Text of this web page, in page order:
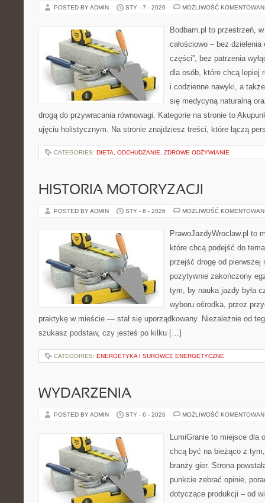
POSTED BY ADMIN STY - 7 - 2026 MOŻLIWOŚĆ
Bodbam.pl to przestrzeń,
całościowo – bez dzielenia
części”, bez patrzenia
dla osób, które chcą lepiej
i codzienne nawyki, a
się medycyną naturalną
drogą do przywracania równowagi. Kategorie na stronie to
ujęciu holistycznym. Na stronie znajdziesz treści, które łączą
CATEGORIES: DIETA, ODCHUDZANIE, ZDROWE ODŻYWIANIE
HISTORIA MOTORYZACJI
POSTED BY ADMIN STY - 6 - 2026 MOŻLIWOŚĆ
PrawoJazdyWroclaw.pl to
które chcą podejść do
przejść drogę od pierwszej
pozytywnie zakończony
tym, by nauka jazdy była
wyboru ośrodka, przez
praktykę w mieście — stał się uporządkowany. Niezależnie od
szukasz podstaw, czy jesteś po kilku […]
CATEGORIES: ENERGETYKA I SUROWCE ENERGETYCZNE
WYDARZENIA
POSTED BY ADMIN STY - 6 - 2026 MOŻLIWOŚĆ
LumiGranie to miejsce dla
chcą być na bieżąco z
branży gier. Strona
punkcie zebrać opinie,
dotyczące produkcji – od